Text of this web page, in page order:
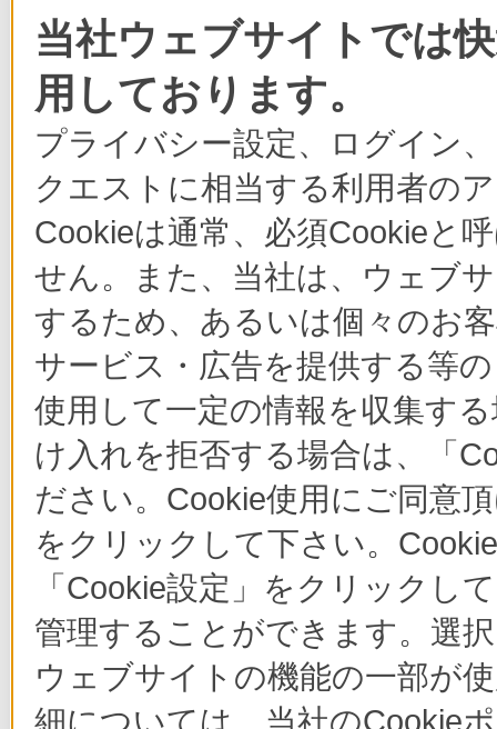
当社ウェブサイトでは
用しております。
プライバシー設定、ログイン
クエストに相当する利用者の
Cookieは通常、必須Cookieと
せん。また、当社は、ウェブ
するため、あるいは個々のお
サービス・広告を提供する等
使用して一定の情報を収集す
け入れを拒否する場合は、「
ださい。Cookie使用にご同意
をクリックして下さい。
「Cookie設定」をクリックし
管理することができます。選
ウェブサイトの機能の一部が
細については、当社のCookie